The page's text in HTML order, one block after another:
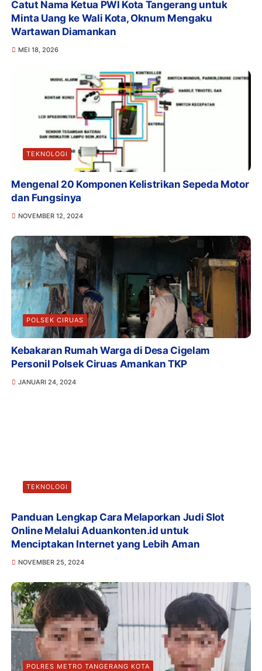
Catut Nama Ketua PWI Kota Tangerang untuk
Minta Uang ke Wali Kota, Oknum Mengaku
Wartawan Diamankan
MEI 18, 2026
TEKNOLOGI
Mengenal 20 Komponen Kelistrikan Sepeda Motor
dan Fungsinya
NOVEMBER 12, 2024
POLSEK CIRUAS
Kebakaran Rumah Warga di Desa Cigelam
Personil Polsek Ciruas Amankan TKP
JANUARI 24, 2024
TEKNOLOGI
Panduan Lengkap Cara Melaporkan Judi Slot
Online Melalui Aduankonten.id untuk
Menciptakan Internet yang Lebih Aman
NOVEMBER 25, 2024
POLRES METRO TANGERANG KOTA